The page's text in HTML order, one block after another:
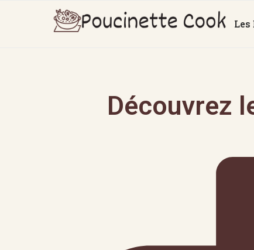
Les
Découvrez